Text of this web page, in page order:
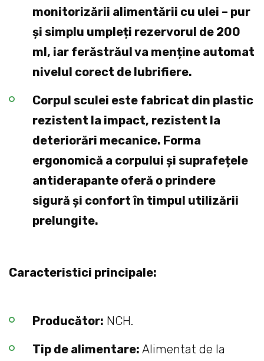
monitorizării alimentării cu ulei – pur
și simplu umpleți rezervorul de 200
ml, iar ferăstrăul va menține automat
nivelul corect de lubrifiere.
Corpul sculei este fabricat din plastic
rezistent la impact, rezistent la
deteriorări mecanice. Forma
ergonomică a corpului și suprafețele
antiderapante oferă o prindere
sigură și confort în timpul utilizării
prelungite.
Caracteristici principale:
Producător: NCH.
Tip de alimentare: Alimentat de la